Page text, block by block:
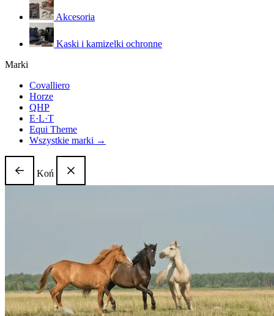
Akcesoria
Kaski i kamizelki ochronne
Marki
Covalliero
Horze
QHP
E·L·T
Equi Theme
Wszystkie marki →
Koń